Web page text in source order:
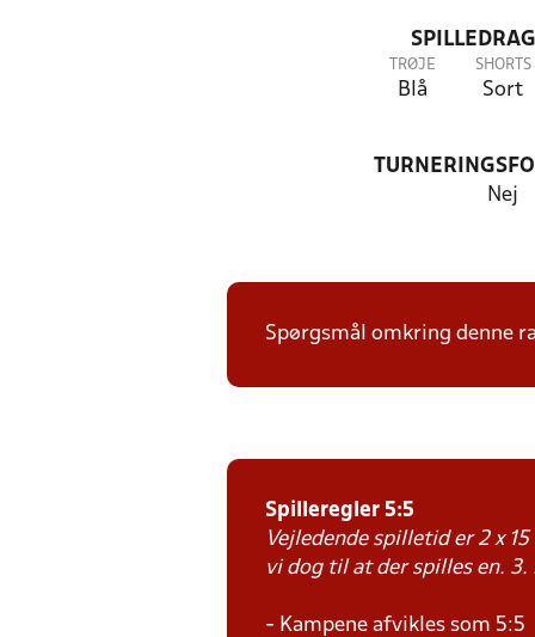
TRØJE
Blå
SHORTS
Sort
Nej
Spørgsmål omkring denne
Spilleregler 5:5
Vejledende spilletid er 2 x
vi dog til at der spilles en. 3.
- Kampene afvikles som 5:5